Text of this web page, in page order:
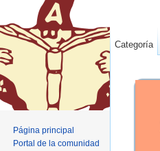
Categoría
Página principal
Portal de la comunidad